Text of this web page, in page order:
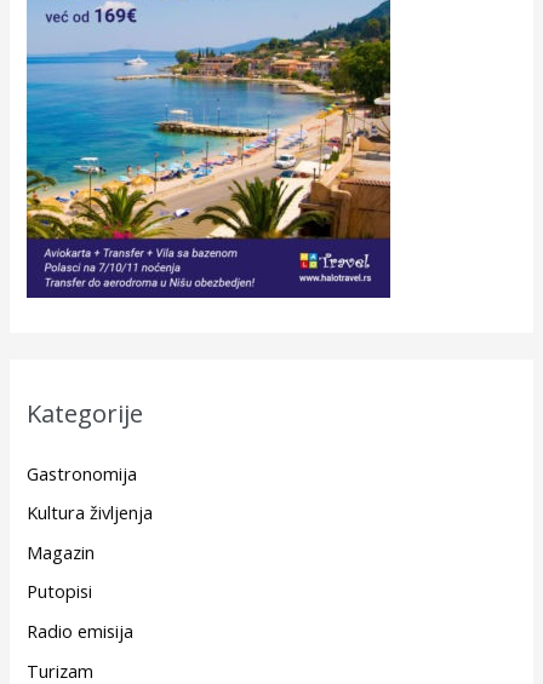
Kategorije
Gastronomija
Kultura življenja
Magazin
Putopisi
Radio emisija
Turizam